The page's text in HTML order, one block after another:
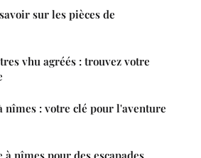
sur les pièces de
vhu agréés : trouvez votre
nîmes : votre clé pour l'aventure